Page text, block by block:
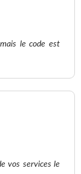
le code est
vos services le